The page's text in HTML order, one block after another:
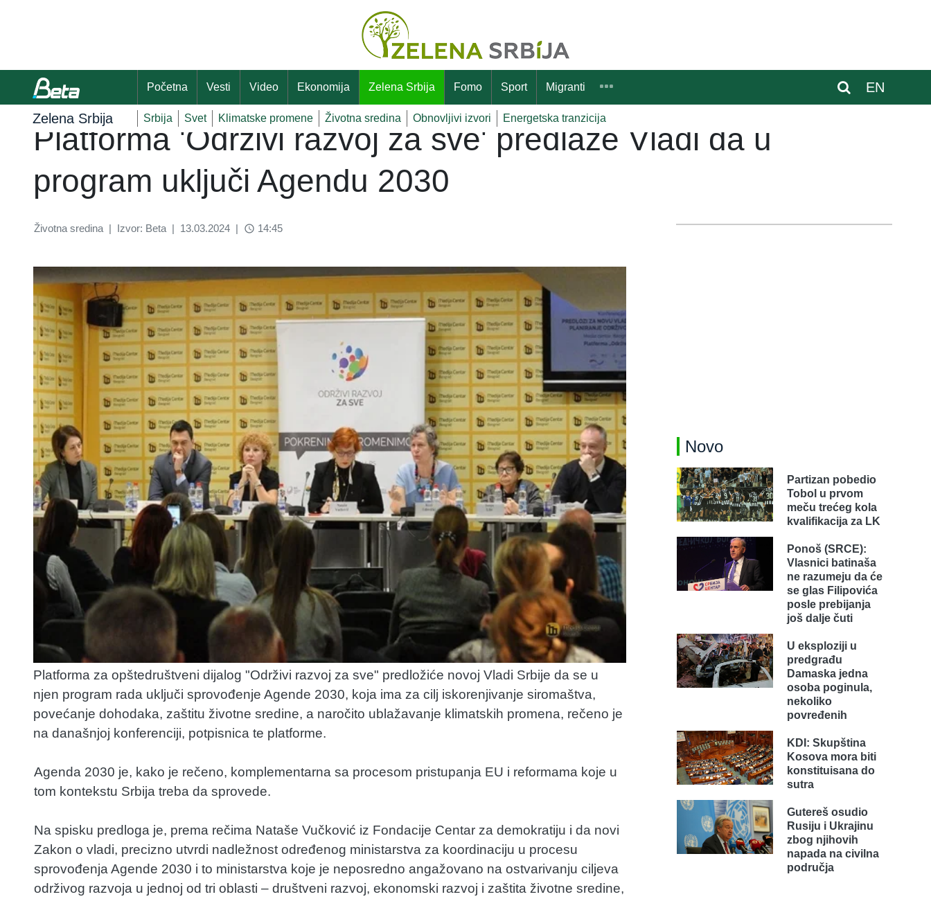
EN
Početna Vesti Video Ekonomija Zelena Srbija Fomo Sport Migranti
Zelena Srbija Srbija Svet Klimatske promene Životna sredina Obnovljivi izvori Energetska tranzicija
Platforma 'Održivi razvoj za sve' predlaže Vladi da u
program uključi Agendu 2030
Životna sredina | Izvor: Beta | 13.03.2024 | access_time 14:45
Platforma za opštedruštveni dijalog "Održivi razvoj za sve" predložiće novoj Vladi Srbije da se u
njen program rada uključi sprovođenje Agende 2030, koja ima za cilj iskorenjivanje siromaštva,
povećanje dohodaka, zaštitu životne sredine, a naročito ublažavanje klimatskih promena, rečeno je
na današnjoj konferenciji, potpisnica te platforme.
Agenda 2030 je, kako je rečeno, komplementarna sa procesom pristupanja EU i reformama koje u
tom kontekstu Srbija treba da sprovede.
Na spisku predloga je, prema rečima Nataše Vučković iz Fondacije Centar za demokratiju i da novi
Zakon o vladi, precizno utvrdi nadležnost određenog ministarstva za koordinaciju u procesu
sprovođenja Agende 2030 i to ministarstva koje je neposredno angažovano na ostvarivanju ciljeva
održivog razvoja u jednoj od tri oblasti – društveni razvoj, ekonomski razvoj i zaštita životne sredine,
Novo
Partizan pobedio
Tobol u prvom
meču trećeg kola
kvalifikacija za LK
Ponoš (SRCE):
Vlasnici batinaša
ne razumeju da će
se glas Filipovića
posle prebijanja
još dalje čuti
U eksploziji u
predgrađu
Damaska jedna
osoba poginula,
nekoliko
povređenih
KDI: Skupština
Kosova mora biti
konstituisana do
sutra
Gutereš osudio
Rusiju i Ukrajinu
zbog njihovih
napada na civilna
područja